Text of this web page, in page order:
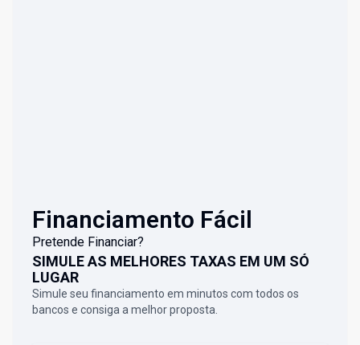
Financiamento Fácil
Pretende Financiar?
SIMULE AS MELHORES TAXAS EM UM SÓ
LUGAR
Simule seu financiamento em minutos com todos os
bancos e consiga a melhor proposta.